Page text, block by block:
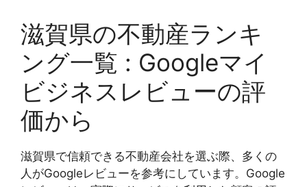
滋賀県の不動産ランキ
ング一覧 : Googleマイ
ビジネスレビューの評
価から
滋賀県で信頼できる不動産会社を選ぶ際、多くの
人がGoogleレビューを参考にしています。Google